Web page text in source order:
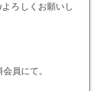
スを脱いでのパン
ろしくお願いし
員にて。